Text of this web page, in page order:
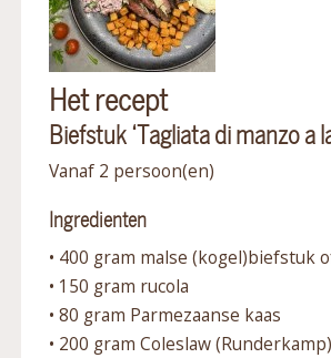
Het recept
Biefstuk ‘Tagliata di manzo a
Vanaf 2 persoon(en)
Ingredienten
• 400 gram malse (kogel)biefstuk
• 150 gram rucola
• 80 gram Parmezaanse kaas
• 200 gram Coleslaw (Runderkamp)